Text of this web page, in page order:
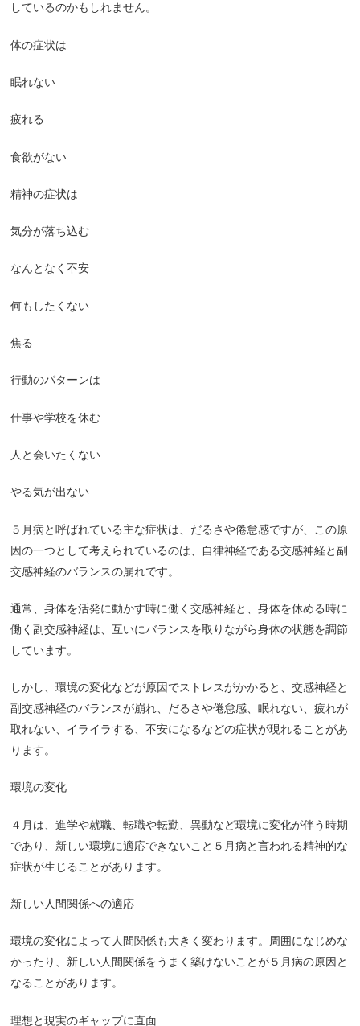
しているのかもしれません。
体の症状は
眠れない
疲れる
食欲がない
精神の症状は
気分が落ち込む
なんとなく不安
何もしたくない
焦る
行動のパターンは
仕事や学校を休む
人と会いたくない
やる気が出ない
５月病と呼ばれている主な症状は、だるさや倦怠感ですが、この原
因の一つとして考えられているのは、自律神経である交感神経と副
交感神経のバランスの崩れです。
通常、身体を活発に動かす時に働く交感神経と、身体を休める時に
働く副交感神経は、互いにバランスを取りながら身体の状態を調節
しています。
しかし、環境の変化などが原因でストレスがかかると、交感神経と
副交感神経のバランスが崩れ、だるさや倦怠感、眠れない、疲れが
取れない、イライラする、不安になるなどの症状が現れることがあ
ります。
環境の変化
４月は、進学や就職、転職や転勤、異動など環境に変化が伴う時期
であり、新しい環境に適応できないこと５月病と言われる精神的な
症状が生じることがあります。
新しい人間関係への適応
環境の変化によって人間関係も大きく変わります。周囲になじめな
かったり、新しい人間関係をうまく築けないことが５月病の原因と
なることがあります。
理想と現実のギャップに直面